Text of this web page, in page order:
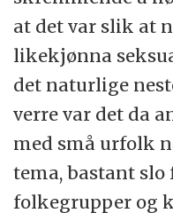
at det var slik at
likekjønna
det naturlige
verre var det da
med små urfolk
tema, bastant slo
folkegrupper og